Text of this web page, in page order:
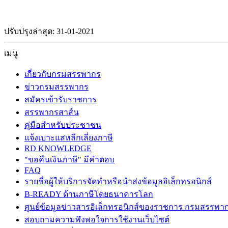
ปรับปรุงล่าสุด: 31-01-2021
เมนู
เกี่ยวกับกรมสรรพากร
ข่าวกรมสรรพากร
สมัครเข้ารับราชการ
สรรพากรสาส์น
คู่มือสำหรับประชาชน
แจ้งเบาะแสหลีกเลี่ยงภาษี
RD KNOWLEDGE
"ขอคืนเงินภาษี" มีคำตอบ
FAQ
รายชื่อผู้ให้บริการจัดทำหรือนำส่งข้อมูลอิเล็กทรอนิกส์
B-READY ด้านภาษีโดยธนาคารโลก
ศูนย์ข้อมูลข่าวสารอิเล็กทรอนิกส์ของราชการ กรมสรรพา
สอบถามความพึงพอใจการใช้งานเว็บไซต์